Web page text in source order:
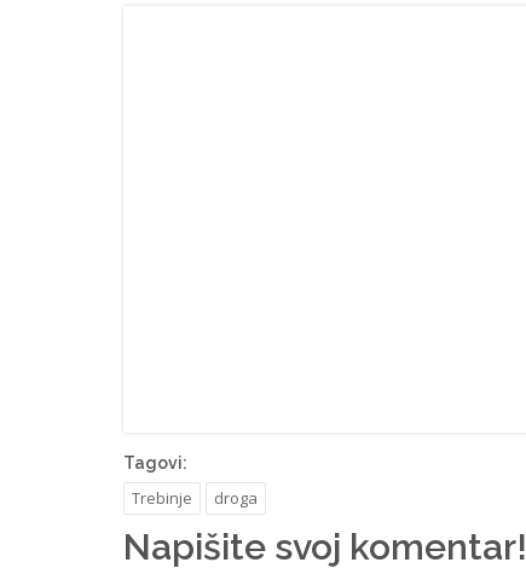
Tagovi:
Trebinje droga
Napišite svoj komentar!